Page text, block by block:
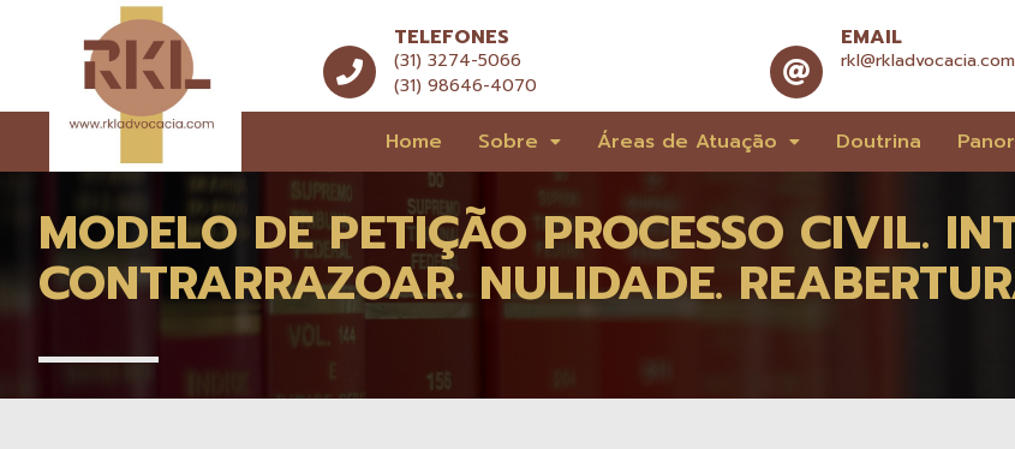
TELEFONES
(31) 3274-5066
(31) 98646-4070
EMAIL
rkl@rkladvocacia.com
Home Sobre Áreas de Atuação Doutrina
MODELO DE PETIÇÃO PROCESSO CIVIL.
CONTRARRAZOAR. NULIDADE.